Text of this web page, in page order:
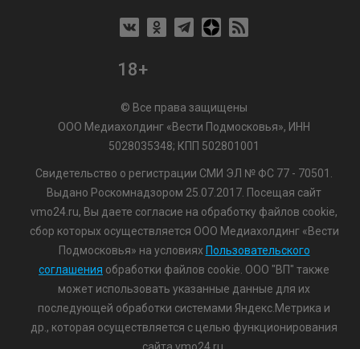
18+
© Все права защищены
ООО Медиахолдинг «Вести Подмосковья», ИНН
5028035348; КПП 502801001
Свидетельство о регистрации СМИ ЭЛ № ФС 77 - 70501.
Выдано Роскомнадзором 25.07.2017. Посещая сайт
vmo24.ru, Вы даете согласие на обработку файлов cookie,
сбор которых осуществляется ООО Медиахолдинг «Вести
Подмосковья» на условиях Пользовательского
соглашения обработки файлов cookie. ООО "ВП" также
может использовать указанные данные для их
последующей обработки системами Яндекс.Метрика и
др., которая осуществляется с целью функционирования